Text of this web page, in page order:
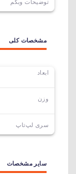
توضیحات وبکم
مشخصات کلی
ابعاد
وزن
سری لپ‌تاپ
سایر مشخصات